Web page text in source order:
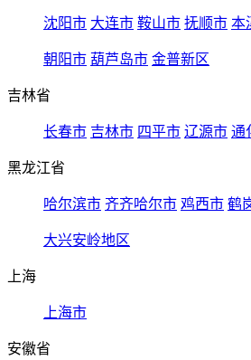
沈阳市 大连市 鞍山市 抚顺市 本
朝阳市 葫芦岛市 金普新区
吉林省
长春市 吉林市 四平市 辽源市 通
黑龙江省
哈尔滨市 齐齐哈尔市 鸡西市 鹤
大兴安岭地区
上海
上海市
安徽省